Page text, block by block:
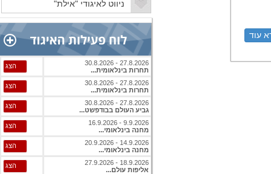
עוד
27.8.2026 - 30.8.2026
תחרות בינלאומית...
הצג
27.8.2026 - 30.8.2026
תחרות בינלאומית...
הצג
27.8.2026 - 30.8.2026
גביע העולם בבודפשט...
הצג
9.9.2026 - 16.9.2026
מחנה בינלאומי...
הצג
14.9.2026 - 20.9.2026
מחנה בינלאומי...
הצג
18.9.2026 - 27.9.2026
אליפות עולם...
הצג